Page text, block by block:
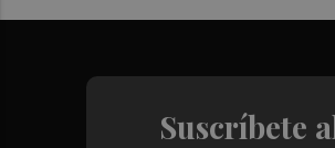
Suscríbete